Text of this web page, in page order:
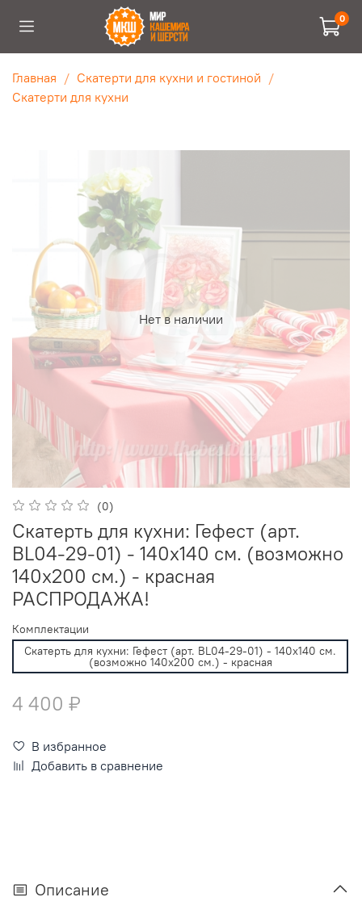
0
Главная
Скатерти для кухни и гостиной
Скатерти для кухни
Нет в наличии
(0)
Скатерть для кухни: Гефест (арт.
BL04-29-01) - 140х140 см. (возможно
140х200 см.) - красная
РАСПРОДАЖА!
Комплектации
Скатерть для кухни: Гефест (арт. BL04-29-01) - 140х140 см.
(возможно 140х200 см.) - красная
4 400 ₽
В избранное
Добавить в сравнение
Описание